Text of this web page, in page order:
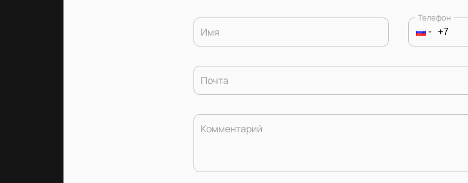
Имя
Телефон
Почта
Комментарий